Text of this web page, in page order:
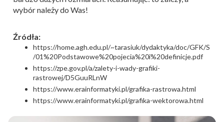
wybór należy do Was!
Źródła:
https://home.agh.edu.pl/~tarasiuk/dydaktyka/doc/GFK/S
/01%20Podstawowe%20pojecia%20i%20definicje.pdf
https://zpe.gov.pl/a/zalety-i-wady-grafiki-
rastrowej/D5GuuRLnW
https://www.erainformatyki.pl/grafika-rastrowa.html
https://www.erainformatyki.pl/grafika-wektorowa.html